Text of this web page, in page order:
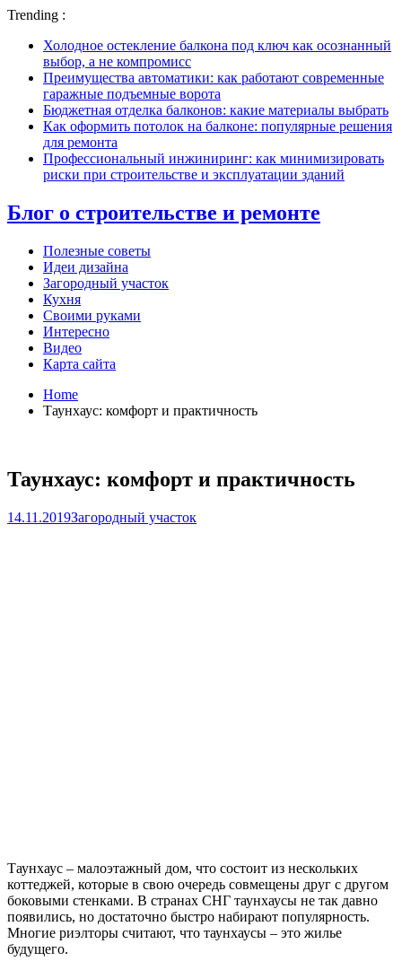
Trending :
Холодное остекление балкона под ключ как осознанный
выбор, а не компромисс
Преимущества автоматики: как работают современные
гаражные подъемные ворота
Бюджетная отделка балконов: какие материалы выбрать
Как оформить потолок на балконе: популярные решения
для ремонта
Профессиональный инжиниринг: как минимизировать
риски при строительстве и эксплуатации зданий
Блог о строительстве и ремонте
Полезные советы
Идеи дизайна
Загородный участок
Кухня
Своими руками
Интересно
Видео
Карта сайта
Home
Таунхаус: комфорт и практичность
Таунхаус: комфорт и практичность
14.11.2019Загородный участок
Таунхаус – малоэтажный дом, что состоит из нескольких
коттеджей, которые в свою очередь совмещены друг с другом
боковыми стенками. В странах СНГ таунхаусы не так давно
появились, но достаточно быстро набирают популярность.
Многие риэлторы считают, что таунхаусы – это жилье
будущего.